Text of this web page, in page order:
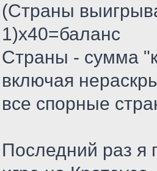
(Страны
1)x40=баланс
Страны - сумма
включая
все спорные
Последний раз я